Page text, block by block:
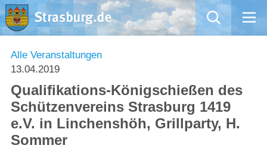
Mängelmeldung
Rathaus
Alle Veranstaltungen
13.04.2019
Qualifikations-Königschießen des
Schützenvereins Strasburg 1419
e.V. in Linchenshöh, Grillparty, H.
Sommer